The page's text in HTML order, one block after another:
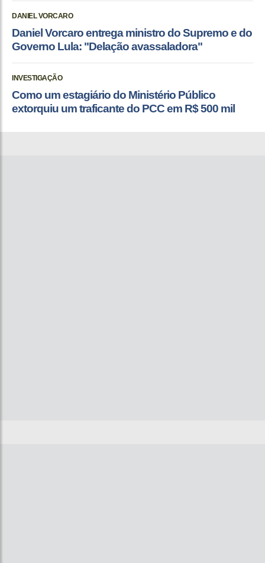
DANIEL VORCARO
Daniel Vorcaro entrega ministro do Supremo e do
Governo Lula: "Delação avassaladora"
INVESTIGAÇÃO
Como um estagiário do Ministério Público
extorquiu um traficante do PCC em R$ 500 mil